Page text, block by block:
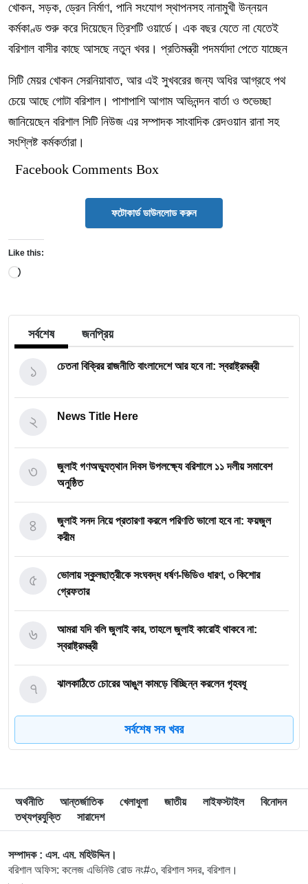
খোকন, সড়ক, ড্রেন নির্মাণ, পানি সংযোগ স্থাপনসহ নানামুখী উন্নয়ন
কর্মকাণ্ড শুরু করে দিয়েছেন ত্রিশটি ওয়ার্ডে। এক বছর যেতে না যেতেই
বরিশাল বাসীর কাছে আসছে নতুন খবর। প্রতিমন্ত্রী পদমর্যাদা পেতে যাচ্ছেন
সিটি মেয়র খোকন সেরনিয়াবাত, আর এই সুখবরের জন্য অধির আগ্রহে পথ
চেয়ে আছে গোটা বরিশাল। পাশাপাশি আগাম অভিনন্দন বার্তা ও শুভেচ্ছা
জানিয়েছেন বরিশাল সিটি নিউজ এর সম্পাদক সাংবাদিক রেদওয়ান রানা সহ
সংশ্লিষ্ট কর্মকর্তারা।
Facebook Comments Box
ফটোকার্ড ডাউনলোড করুন
Like this:
Loading…
সর্বশেষ জনপ্রিয়
চেতনা বিক্রির রাজনীতি বাংলাদেশে আর হবে না: স্বরাষ্ট্রমন্ত্রী
১
News Title Here
২
জুলাই গণঅভ্যুত্থান দিবস উপলক্ষ্যে বরিশালে ১১ দলীয় সমাবেশ
অনুষ্ঠিত
৩
জুলাই সনদ নিয়ে প্রতারণা করলে পরিণতি ভালো হবে না: ফয়জুল
করীম
৪
ভোলায় স্কুলছাত্রীকে সংঘবদ্ধ ধর্ষণ-ভিডিও ধারণ, ৩ কিশোর
গ্রেফতার
৫
আমরা যদি বলি জুলাই কার, তাহলে জুলাই কারোই থাকবে না:
স্বরাষ্ট্রমন্ত্রী
৬
ঝালকাঠিতে চোরের আঙুল কামড়ে বিচ্ছিন্ন করলেন গৃহবধূ
৭
ছাত্রকে দিয়ে এইচএসসির খাতা মূল্যায়নের অভিযাগে শিক্ষক বরখাস্ত
৮
৯
বিএম কলেজে নানা আয়োজনে পালিত হলো জুলাই গণঅভ্যুত্থান
দিবস
সর্বশেষ সব খবর
অর্থনীতি আন্তর্জাতিক খেলাধুলা জাতীয় লাইফস্টাইল
বিনোদন
তথ্যপ্রযুক্তি
সারাদেশ
সম্পাদক : এস. এম. মহিউদ্দিন।
বরিশাল অফিস: কলেজ এভিনিউ রোড নং#৩, বরিশাল সদর, বরিশাল।